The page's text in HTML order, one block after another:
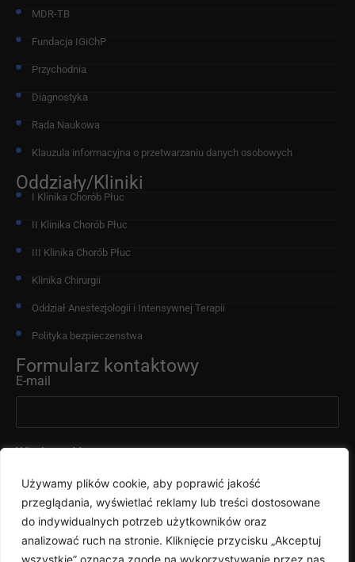
Używamy plików cookie, aby poprawić jakość
przeglądania, wyświetlać reklamy lub treści dostosowane
do indywidualnych potrzeb użytkowników oraz
analizować ruch na stronie. Kliknięcie przycisku „Akceptuj
wszystkie” oznacza zgodę na wykorzystywanie przez nas
MDR-TB
Fundacja IGiChP
Przychodnia
Diagnostyka
Rada Naukowa
Klauzula informacyjna o przetwarzaniu danych osobowych
Oddziały/Kliniki
I Klinika Chorób Płuc
II Klinika Chorób Płuc
III Klinika Chorób Płuc
Klinika Chirurgii
Oddział Anestezjologii i Intensywnej Terapii
Polityka bezpieczenstwa
Formularz kontaktowy
E-mail
Wiadomość